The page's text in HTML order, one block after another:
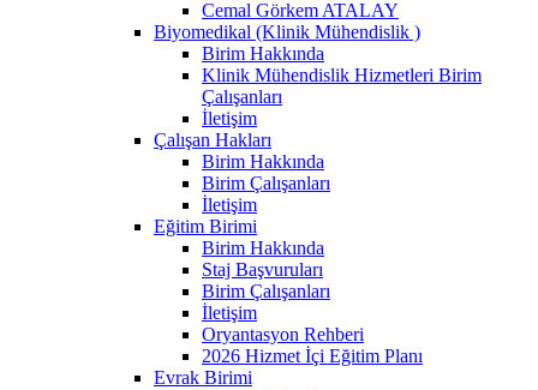
Cemal Görkem ATALAY
Biyomedikal (Klinik Mühendislik )
Birim Hakkında
Klinik Mühendislik Hizmetleri Birim
Çalışanları
İletişim
Çalışan Hakları
Birim Hakkında
Birim Çalışanları
İletişim
Eğitim Birimi
Birim Hakkında
Staj Başvuruları
Birim Çalışanları
İletişim
Oryantasyon Rehberi
2026 Hizmet İçi Eğitim Planı
Evrak Birimi